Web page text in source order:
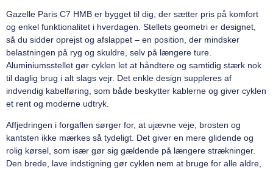
Gazelle Paris C7 HMB er bygget til dig, der sætter pris på komfort
og enkel funktionalitet i hverdagen. Stellets geometri er designet,
så du sidder oprejst og afslappet – en position, der mindsker
belastningen på ryg og skuldre, selv på længere ture.
Aluminiumsstellet gør cyklen let at håndtere og samtidig stærk nok
til daglig brug i alt slags vejr. Det enkle design suppleres af
indvendig kabelføring, som både beskytter kablerne og giver cyklen
et rent og moderne udtryk.
Affjedringen i forgaflen sørger for, at ujævne veje, brosten og
kantsten ikke mærkes så tydeligt. Det giver en mere glidende og
rolig kørsel, som især gør sig gældende på længere strækninger.
Den brede, lave indstigning gør cyklen nem at bruge for alle aldre,